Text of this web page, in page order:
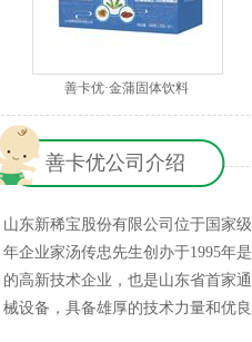
善卡优·金蒲固体饮料
善卡优公司介绍
山东新稀宝股份有限公司位于国家
年企业家汤传忠先生创办于1995年
的高新技术企业，也是山东省首家
械设备，具备雄厚的技术力量和优良